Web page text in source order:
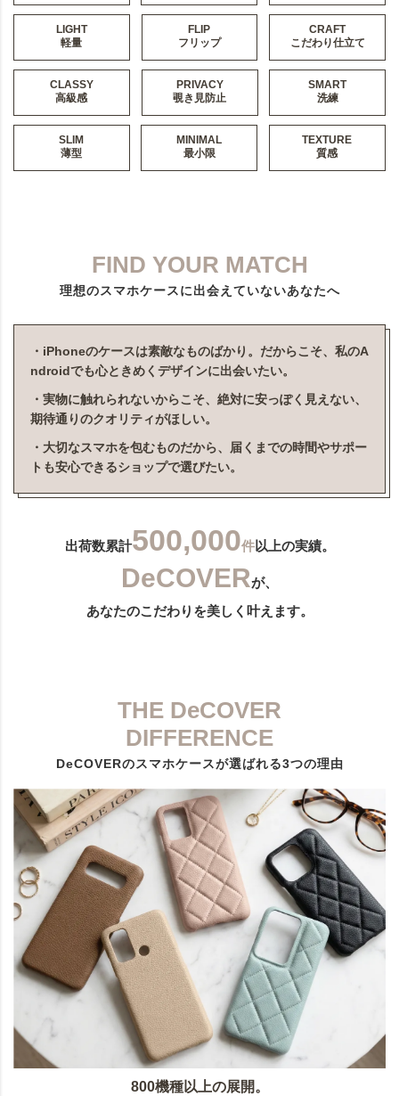
LIGHT
軽量
FLIP
フリップ
CRAFT
こだわり仕立て
CLASSY
高級感
PRIVACY
覗き見防止
SMART
洗練
SLIM
薄型
MINIMAL
最小限
TEXTURE
質感
FIND YOUR MATCH
理想のスマホケースに出会えていないあなたへ
・iPhoneのケースは素敵なものばかり。だからこそ、私のA
ndroidでも心ときめくデザインに出会いたい。
・実物に触れられないからこそ、絶対に安っぽく見えない、
期待通りのクオリティがほしい。
・大切なスマホを包むものだから、届くまでの時間やサポー
トも安心できるショップで選びたい。
出荷数累計500,000件以上の実績。
DeCOVERが、
あなたのこだわりを美しく叶えます。
THE DeCOVER
DIFFERENCE
DeCOVERのスマホケースが選ばれる3つの理由
800機種以上の展開。